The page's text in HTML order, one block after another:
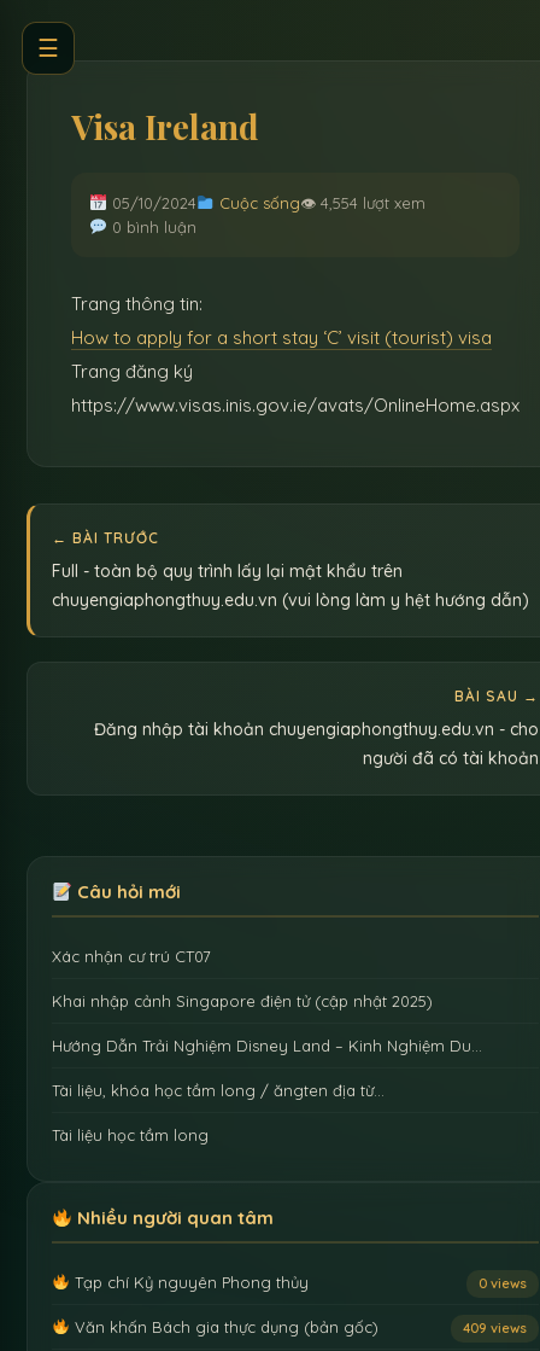
☰
Visa Ireland
05/10/2024 Cuộc sống👁 4,554 lượt xem
0 bình luận
Trang thông tin:
How to apply for a short stay ‘C’ visit (tourist) visa
Trang đăng ký
https://www.visas.inis.gov.ie/avats/OnlineHome.aspx
← BÀI TRƯỚC
Full - toàn bộ quy trình lấy lại mật khẩu trên
chuyengiaphongthuy.edu.vn (vui lòng làm y hệt hướng dẫn)
BÀI SAU →
Đăng nhập tài khoản chuyengiaphongthuy.edu.vn - cho
người đã có tài khoản
Câu hỏi mới
Xác nhận cư trú CT07
Khai nhập cảnh Singapore điện tử (cập nhật 2025)
Hướng Dẫn Trải Nghiệm Disney Land – Kinh Nghiệm Du…
Tài liệu, khóa học tầm long / ăngten địa từ…
Tài liệu học tầm long
Nhiều người quan tâm
Tạp chí Kỷ nguyên Phong thủy 0 views
Văn khấn Bách gia thực dụng (bản gốc) 409 views